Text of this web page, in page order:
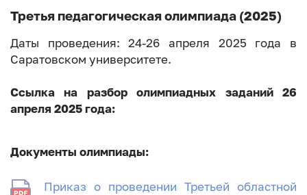
Третья педагогическая олимпиада (2025)
Даты проведения: 24-26 апреля 2025 года в
Саратовском университете.
Ссылка на разбор олимпиадных заданий 26
апреля 2025 года:
Документы олимпиады:
Приказ о проведении Третьей областной